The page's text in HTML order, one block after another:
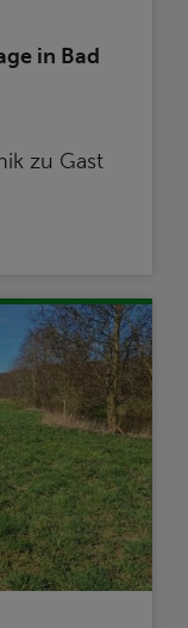
in Bad
zu Gast